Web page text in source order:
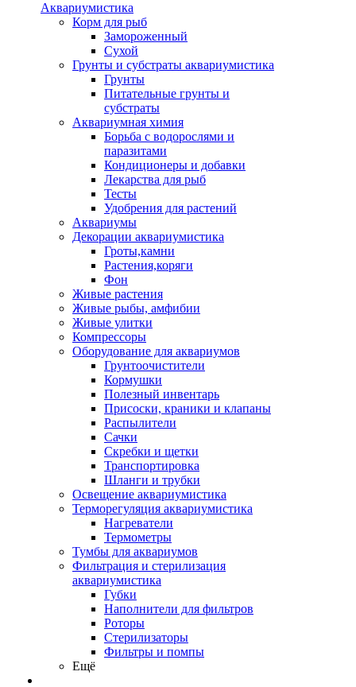
Аквариумистика
Корм для рыб
Замороженный
Сухой
Грунты и субстраты аквариумистика
Грунты
Питательные грунты и
субстраты
Аквариумная химия
Борьба с водорослями и
паразитами
Кондиционеры и добавки
Лекарства для рыб
Тесты
Удобрения для растений
Аквариумы
Декорации аквариумистика
Гроты,камни
Растения,коряги
Фон
Живые растения
Живые рыбы, амфибии
Живые улитки
Компрессоры
Оборудование для аквариумов
Грунтоочистители
Кормушки
Полезный инвентарь
Присоски, краники и клапаны
Распылители
Сачки
Скребки и щетки
Транспортировка
Шланги и трубки
Освещение аквариумистика
Терморегуляция аквариумистика
Нагреватели
Термометры
Тумбы для аквариумов
Фильтрация и стерилизация
аквариумистика
Губки
Наполнители для фильтров
Роторы
Стерилизаторы
Фильтры и помпы
Ещё